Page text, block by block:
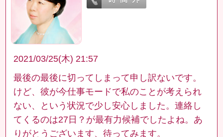
2021/03/25(木) 21:57
最後の最後に切ってしまって申し訳ないです。
けど、彼が今仕事モードで私のことが考えられ
ない、という状況で少し安心しました。連絡し
てくるのは27日？が最有力候補でしたよね。あ
りがとうございます、待ってみます。